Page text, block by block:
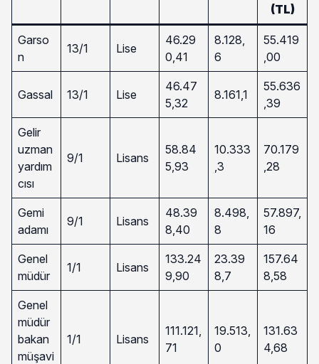
(TL)
Garso
n
13/1 Lise
46.29
0,41
8.128,
6
55.419
,00
Gassal 13/1 Lise
46.47
5,32
8.161,1
55.636
,39
Gelir
uzman
yardım
cısı
9/1 Lisans
58.84
5,93
10.333
,3
70.179
,28
Gemi
adamı
9/1 Lisans
48.39
8,40
8.498,
8
57.897,
16
Genel
müdür
1/1 Lisans
133.24
9,90
23.39
8,7
157.64
8,58
Genel
müdür
bakan
müşavi
1/1 Lisans
111.121,
71
19.513,
0
131.63
4,68